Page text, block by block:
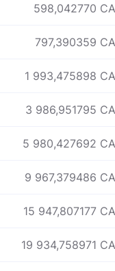
598,042770
797,390359
1 993,475898
3 986,951795
5 980,427692
9 967,379486
15 947,807177
19 934,758971